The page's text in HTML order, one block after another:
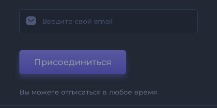
Присоединиться
Вы можете отписаться в любое время